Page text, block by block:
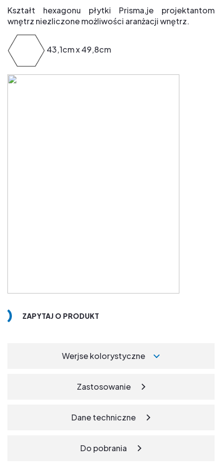
Kształt hexagonu płytki Prisma,je projektantom
wnętrz niezliczone możliwości aranżacji wnętrz.
43,1cm x 49,8cm
ZAPYTAJ O PRODUKT
Werjse kolorystyczne
Zastosowanie
Dane techniczne
Do pobrania